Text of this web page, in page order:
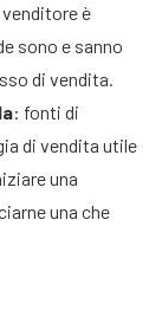
è
sono e sanno
di vendita.
: fonti di
di vendita utile
una
una che